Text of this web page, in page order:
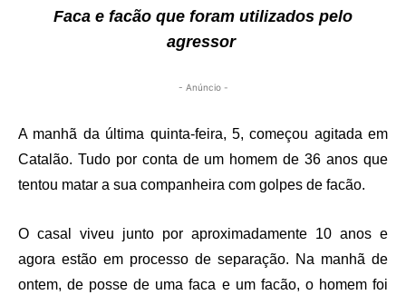
Faca e facão que foram utilizados pelo
agressor
- Anúncio -
A manhã da última quinta-feira, 5, começou agitada em
Catalão. Tudo por conta de um homem de 36 anos que
tentou matar a sua companheira com golpes de facão.
O casal viveu junto por aproximadamente 10 anos e
agora estão em processo de separação. Na manhã de
ontem, de posse de uma faca e um facão, o homem foi